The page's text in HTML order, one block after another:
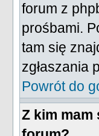
forum z
prośbami.
tam się
zgłaszania
Powrót do
Z kim